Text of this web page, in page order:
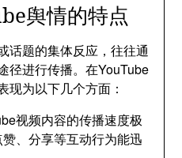
舆情的特点
话题的集体反应，往往通
径进行传播。在YouTube
现为以下几个方面：
视频内容的传播速度极
、分享等互动行为能迅